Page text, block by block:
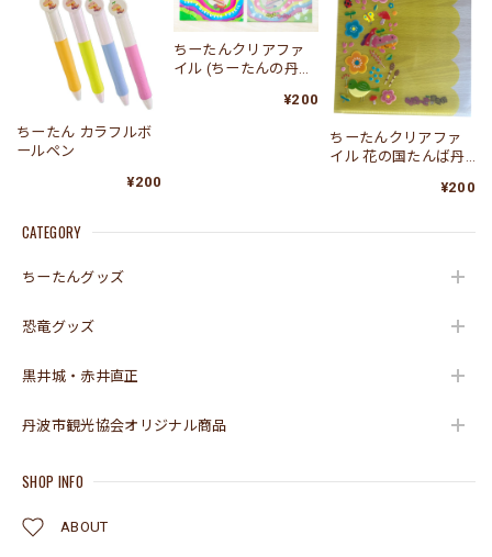
CATEGORY
ちーたんグッズ
恐竜グッズ
黒井城・赤井直正
丹波市観光協会オリジナル商品
SHOP INFO
ABOUT
ちーたん カラフルボ
ールペン
¥200
ちーたんクリアファ
イル (ちーたんの丹波
¥200
ちーたんクリアファ
イル 花の国たんば丹
¥200